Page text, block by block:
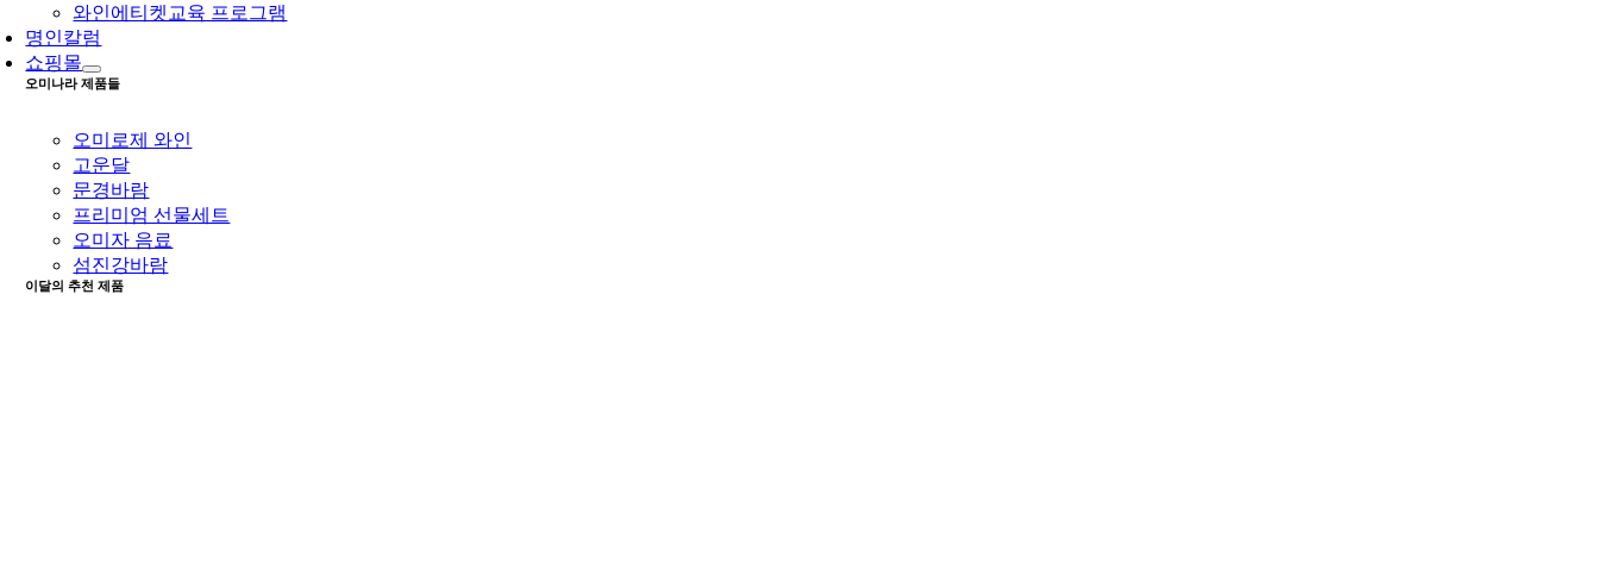
와인에티켓교육 프로그램
명인칼럼
쇼핑몰
오미나라 제품들
오미로제 와인
고운달
문경바람
프리미엄 선물세트
오미자 음료
섬진강바람
이달의 추천 제품